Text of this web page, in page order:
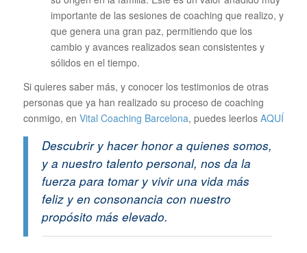
importante de las sesiones de coaching que realizo, y
que genera una gran paz, permitiendo que los
cambio y avances realizados sean consistentes y
sólidos en el tiempo.
Si quieres saber más, y conocer los testimonios de otras
personas que ya han realizado su proceso de coaching
conmigo, en Vital Coaching Barcelona, puedes leerlos AQUÍ
Descubrir y hacer honor a quienes somos,
y a nuestro talento personal, nos da la
fuerza para tomar y vivir una vida más
feliz y en consonancia con nuestro
propósito más elevado.